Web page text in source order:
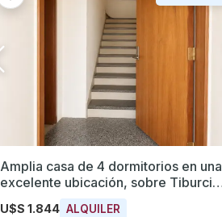
Amplia casa de 4 dormitorios en una
excelente ubicación, sobre Tiburcio
Gómez esquina Pedro Bustamante.
U$S 1.844 ALQUILER